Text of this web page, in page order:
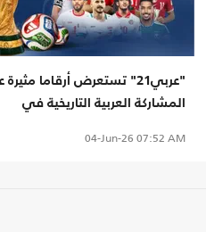
"عربي21" تستعرض أرقاما
المشاركة العربية التاريخية في
04-Jun-26 07:52 AM